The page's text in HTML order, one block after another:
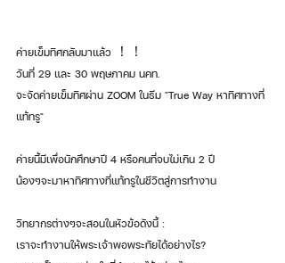
ค่ายเข็มทิศกลับมาแล้ว ！！
วันที่ 29 และ 30 พฤษภาคม นคท.
จะจัดค่ายเข็มทิศผ่าน ZOOM ในธีม "True Way หาทิศทางที่
แท้ทรู"
ค่ายนี้มีเพื่อนักศึกษาปี 4 หรือคนที่จบไม่เกิน 2 ปี
น้องๆจะมาหาทิศทางที่แท้ทรูในชีวิตสู่การทำงาน
วิทยากรต่างๆจะสอนในหัวข้อดังนี้ :
เราจะทำงานให้พระเจ้าพอพระทัยได้อย่างไร?